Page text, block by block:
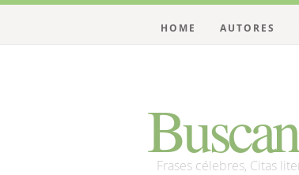
Frases célebres, Citas
HOME AUTORES